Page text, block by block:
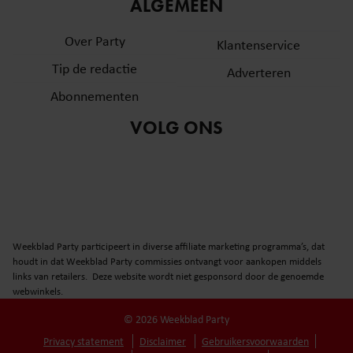
partners kunnen deze gegevens combineren met andere
verzameld op basis van uw gebruik van hun services. U
gaat akkoord met onze cookies als u onze website blijft
ALGEMEEN
Over Party
Tip de redactie
Abonnementen
Klantenservice
Adverteren
VOLG ONS
Weekblad Party participeert in diverse affiliate marketing programma’s, dat
houdt in dat Weekblad Party commissies ontvangt voor aankopen middels
links van retailers. Deze website wordt niet gesponsord door de genoemde
webwinkels.
© 2026 Weekblad Party
Privacy statement
Disclaimer
Gebruikersvoorwaarden